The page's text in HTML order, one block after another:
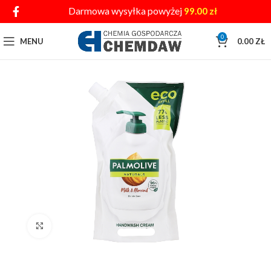
Darmowa wysyłka powyżej 99.00 zł
MENU 0 0.00 ZŁ